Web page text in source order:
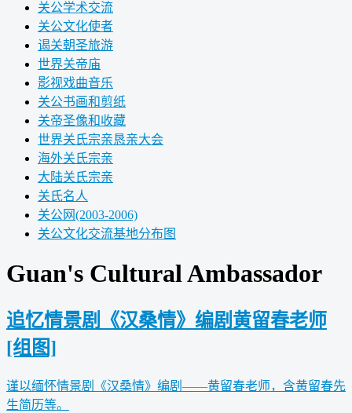
关公学术交流
关公文化使者
谒关朝圣旅游
世界关帝庙
影视戏曲音乐
关公书画和剪纸
关帝圣像和收藏
世界关氏宗亲恳亲大会
海外关氏宗亲
大陆关氏宗亲
关氏名人
关公网(2003-2006)
关公文化交流基地分布图
Guan's Cultural Ambassador
追忆情景剧《汉桑情》编剧黄留春老师
[组图]
谨以缅怀情景剧《汉桑情》编剧——黄留春老师，含黄留春先
生简历等。